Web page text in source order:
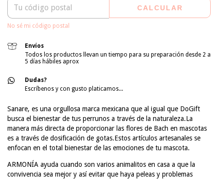
CALCULAR
No sé mi código postal
Envíos
Todos los productos llevan un tiempo para su preparación desde 2 a
5 días hábiles aprox
Dudas?
Escríbenos y con gusto platicamos...
Sanare, es una orgullosa marca mexicana que al igual que DoGift
busca el bienestar de tus perrunos a través de la naturaleza.La
manera más directa de proporcionar las flores de Bach en mascotas
es a través de dosificación de gotas.Estos artículos artesanales se
enfocan en el total bienestar de las emociones de tu mascota.
ARMONÍA ayuda cuando son varios animalitos en casa a que la
convivencia sea mejor y así evitar que haya peleas y problemas